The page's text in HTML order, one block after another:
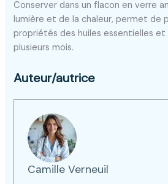
Conserver dans un flacon en verre
lumière et de la chaleur, permet de
propriétés des huiles essentielles
plusieurs mois.
Auteur/autrice
Camille Verneuil